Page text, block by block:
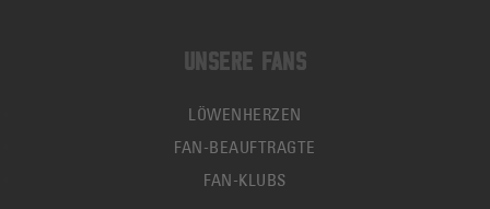
UNSERE FANS
LÖWENHERZEN
FAN-BEAUFTRAGTE
FAN-KLUBS